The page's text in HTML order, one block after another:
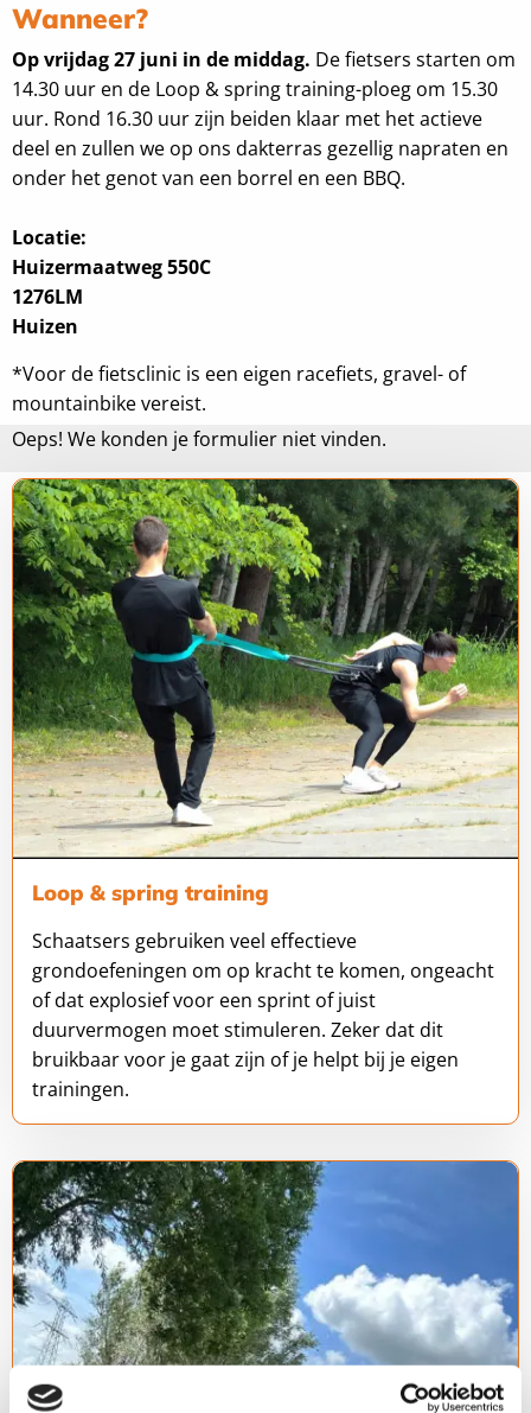
Wanneer?
Op vrijdag 27 juni in de middag. De fietsers starten om
14.30 uur en de Loop & spring training-ploeg om 15.30
uur. Rond 16.30 uur zijn beiden klaar met het actieve
deel en zullen we op ons dakterras gezellig napraten en
onder het genot van een borrel en een BBQ.
Locatie:
Huizermaatweg 550C
1276LM
Huizen
*Voor de fietsclinic is een eigen racefiets, gravel- of
mountainbike vereist.
Oeps! We konden je formulier niet vinden.
Loop & spring training
Schaatsers gebruiken veel effectieve
grondoefeningen om op kracht te komen, ongeacht
of dat explosief voor een sprint of juist
duurvermogen moet stimuleren. Zeker dat dit
bruikbaar voor je gaat zijn of je helpt bij je eigen
trainingen.